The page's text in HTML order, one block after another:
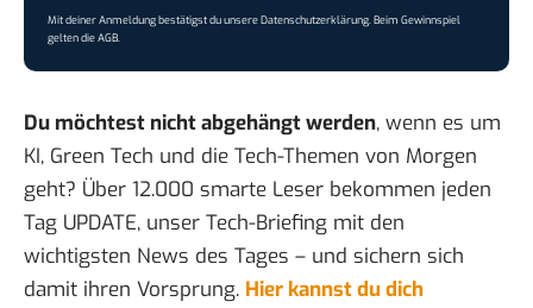
Mit deiner Anmeldung bestätigst du unsereDatenschutzerklärung. Beim Gewinnspiel
gelten dieAGB.
Du möchtest nicht abgehängt werden, wenn es um
KI, Green Tech und die Tech-Themen von Morgen
geht? Über 12.000 smarte Leser bekommen jeden
Tag UPDATE, unser Tech-Briefing mit den
wichtigsten News des Tages – und sichern sich
damit ihren Vorsprung. Hier kannst du dich